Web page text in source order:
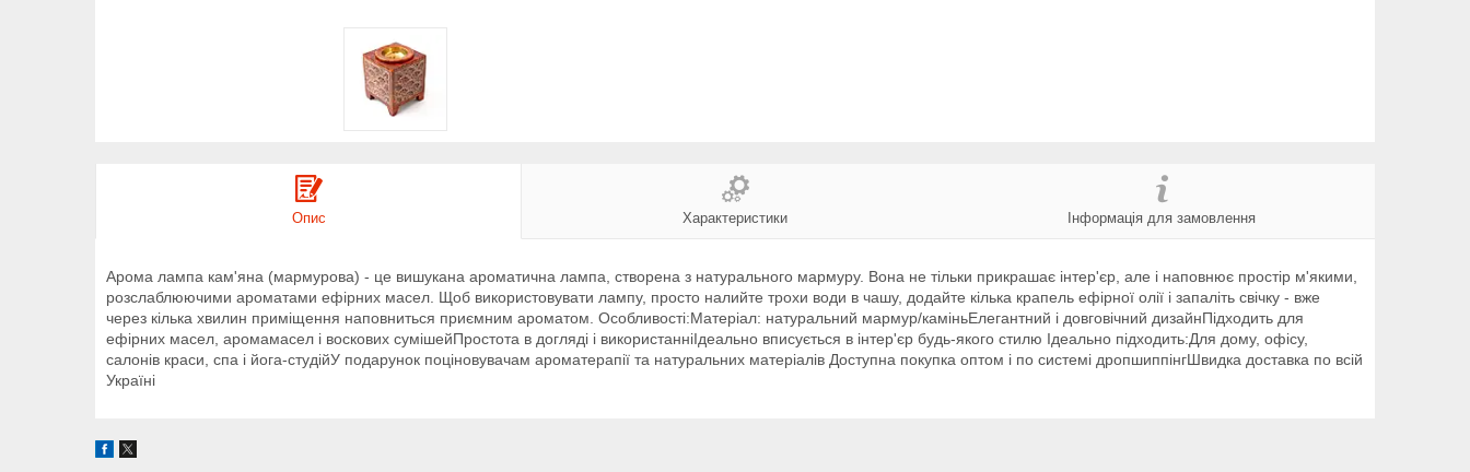
Опис Характеристики Інформація для замовлення
Арома лампа кам'яна (мармурова) - це вишукана ароматична лампа, створена з натурального мармуру. Вона не тільки прикрашає інтер'єр, але і наповнює простір м'якими,
розслаблюючими ароматами ефірних масел. Щоб використовувати лампу, просто налийте трохи води в чашу, додайте кілька крапель ефірної олії і запаліть свічку - вже
через кілька хвилин приміщення наповниться приємним ароматом. Особливості:Матеріал: натуральний мармур/каміньЕлегантний і довговічний дизайнПідходить для
ефірних масел, аромамасел і воскових сумішейПростота в догляді і використанніІдеально вписується в інтер'єр будь-якого стилю Ідеально підходить:Для дому, офісу,
салонів краси, спа і йога-студійУ подарунок поціновувачам ароматерапії та натуральних матеріалів Доступна покупка оптом і по системі дропшиппінгШвидка доставка по всій
Україні